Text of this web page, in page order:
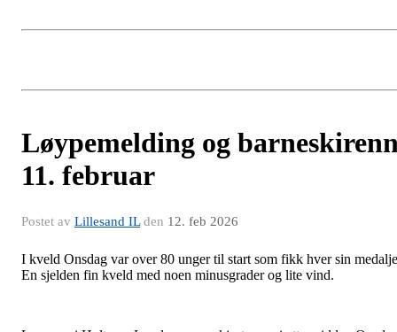
Løypemelding og
11. februar
Postet av Lillesand ILden 12. feb 2026
I kveld Onsdag var over 80 unger til start som fikk hver sin
En sjelden fin kveld med noen minusgrader og lite vind.